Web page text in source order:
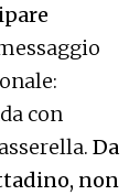
con
Da
non